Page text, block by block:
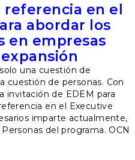
referencia en el
abordar los
en empresas
una cuestión de
cuestión de personas. Con
invitación de EDEM para
en el Executive
imparte actualmente,
del programa. OCN